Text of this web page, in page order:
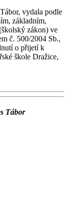
vydala podle
základním,
zákon) ve
č. 500/2004 Sb.,
o přijetí k
škole Dražice,
Tábor